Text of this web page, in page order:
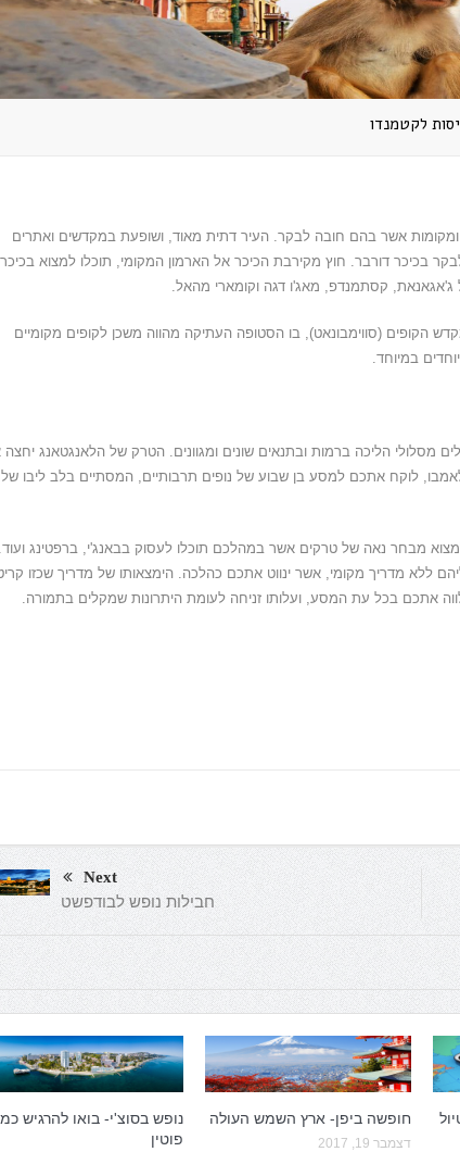
לקטמנדו
אשר בהם חובה לבקר. העיר דתית מאוד, ושופעת במקדשים ואתרים
בכיכר דורבר. חוץ מקירבת הכיכר אל הארמון המקומי, תוכלו למצוא בכיכר
קסתמנדפ, מאג'ו דגה וקומארי מהאל.
(סווימבונאט), בו הסטופה העתיקה מהווה משכן לקופים מקומיים
במיוחד.
מסלולי הליכה ברמות ובתנאים שונים ומגוונים. הטרק של הלאנגטאנג
לוקח אתכם למסע בן שבוע של נופים תרבותיים, המסתיים בלב ליבו של
למצוא מבחר נאה של טרקים אשר במהלכם תוכלו לעסוק בבאנג'י, ברפטינג
ללא מדריך מקומי, אשר ינווט אתכם כהלכה. הימצאותו של מדריך שכזו
אתכם בכל עת המסע, ועלותו זניחה לעומת היתרונות שמקלים בתמורה.
Next
חבילות נופש לבודפשט
חופשה ביפן- ארץ השמש העולה
דצמבר 19, 2017
נופש בסוצ'י- בואו להרגיש
פוטין